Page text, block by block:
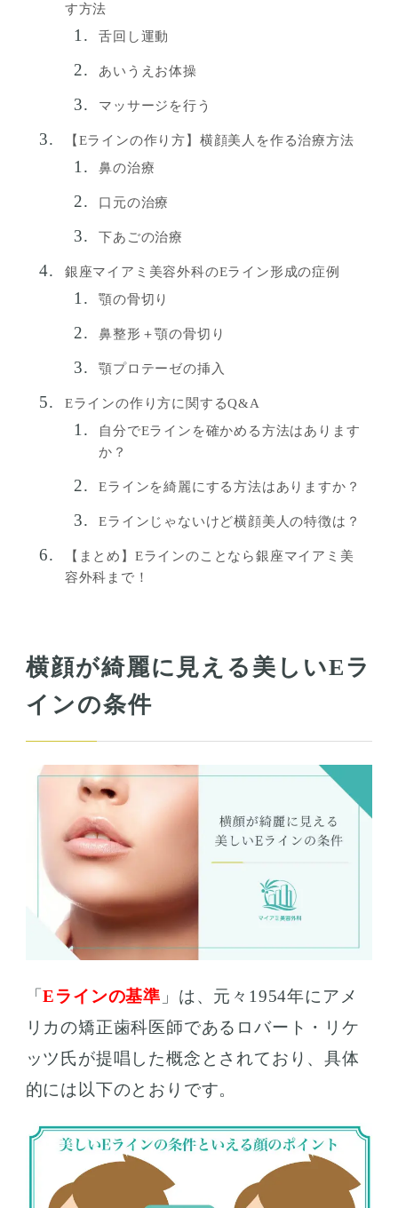
す方法
舌回し運動
あいうえお体操
マッサージを行う
【Eラインの作り方】横顔美人を作る治療方法
鼻の治療
口元の治療
下あごの治療
銀座マイアミ美容外科のEライン形成の症例
顎の骨切り
鼻整形＋顎の骨切り
顎プロテーゼの挿入
Eラインの作り方に関するQ&A
自分でEラインを確かめる方法はあります
か？
Eラインを綺麗にする方法はありますか？
Eラインじゃないけど横顔美人の特徴は？
【まとめ】Eラインのことなら銀座マイアミ美
容外科まで！
横顔が綺麗に見える美しいEラ
インの条件
「Eラインの基準 」は、元々1954年にアメ
リカの矯正歯科医師であるロバート・リケ
ッツ氏が提唱した概念とされており、具体
的には以下のとおりです。